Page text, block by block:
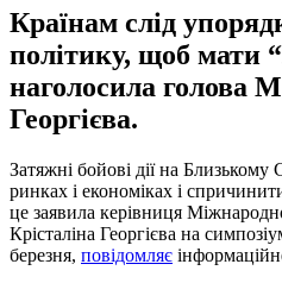
Країнам слід
політику, щоб мати
наголосила голова
Георгієва.
Затяжні бойові дії на
ринках і економіках і
це заявила керівниця
Крісталіна Георгієва на
березня, повідомляє